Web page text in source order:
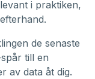
i praktiken,
de senaste
till en
av data åt dig.